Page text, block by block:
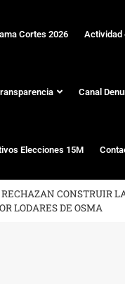
Cortes 2026 Actividad
Canal
Elecciones 15M
CONSTRUIR
LODARES DE OSMA